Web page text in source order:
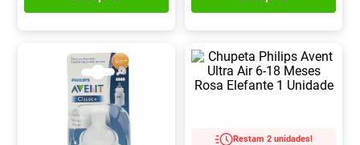
Restam 2 unidades!